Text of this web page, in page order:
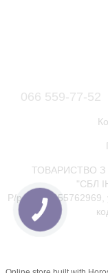
066 559-77-52
ТОВАРИСТВО
"СБЛ
Р/р